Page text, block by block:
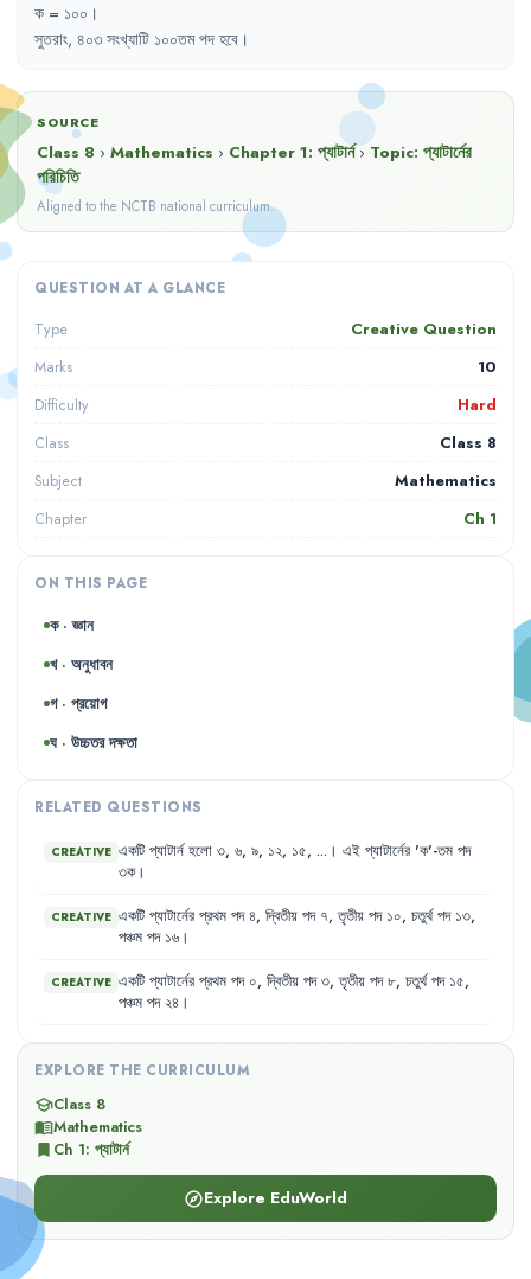
ক = ১০০ ।
সুতরাং, ৪০৩ সংখ্যাটি ১০০তম পদ হবে ।
SOURCE
Class 8 › Mathematics › Chapter 1: প্যাটার্ন › Topic: প্যাটার্নের
পরিচিতি
Aligned to the NCTB national curriculum.
QUESTION AT A GLANCE
Type Creative Question
Marks 10
Difficulty Hard
Class Class 8
Subject Mathematics
Chapter Ch 1
ON THIS PAGE
ক · জ্ঞান
খ · অনুধাবন
গ · প্রয়োগ
ঘ · উচ্চতর দক্ষতা
RELATED QUESTIONS
CREATIVE একটি প্যাটার্ন হলো ৩, ৬, ৯, ১২, ১৫, ... । এই প্যাটার্নের 'ক'-তম পদ
৩ক।
CREATIVE একটি প্যাটার্নের প্রথম পদ ৪, দ্বিতীয় পদ ৭, তৃতীয় পদ ১০, চতুর্থ পদ ১৩,
পঞ্চম পদ ১৬ ।
CREATIVE একটি প্যাটার্নের প্রথম পদ ০, দ্বিতীয় পদ ৩, তৃতীয় পদ ৮, চতুর্থ পদ ১৫,
পঞ্চম পদ ২৪ ।
EXPLORE THE CURRICULUM
schoolClass 8
menu_bookMathematics
bookmark Ch 1: প্যাটার্ন
exploreExplore EduWorld